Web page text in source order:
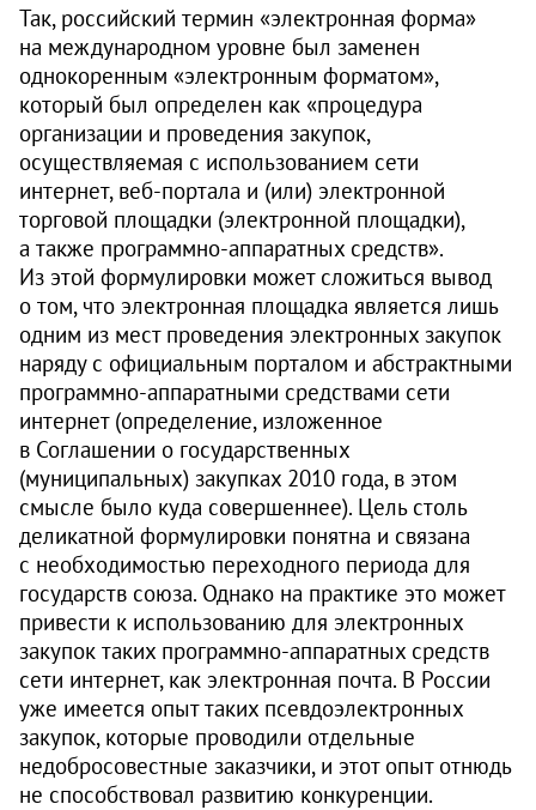
Так, российский термин «электронная форма»
на международном уровне был заменен
однокоренным «электронным форматом»,
который был определен как «процедура
организации и проведения закупок,
осуществляемая с использованием сети
интернет, веб-портала и (или) электронной
торговой площадки (электронной площадки),
а также программно-аппаратных средств».
Из этой формулировки может сложиться вывод
о том, что электронная площадка является лишь
одним из мест проведения электронных закупок
наряду с официальным порталом и абстрактными
программно-аппаратными средствами сети
интернет (определение, изложенное
в Соглашении о государственных
(муниципальных) закупках 2010 года, в этом
смысле было куда совершеннее). Цель столь
деликатной формулировки понятна и связана
с необходимостью переходного периода для
государств союза. Однако на практике это может
привести к использованию для электронных
закупок таких программно-аппаратных средств
сети интернет, как электронная почта. В России
уже имеется опыт таких псевдоэлектронных
закупок, которые проводили отдельные
недобросовестные заказчики, и этот опыт отнюдь
не способствовал развитию конкуренции.